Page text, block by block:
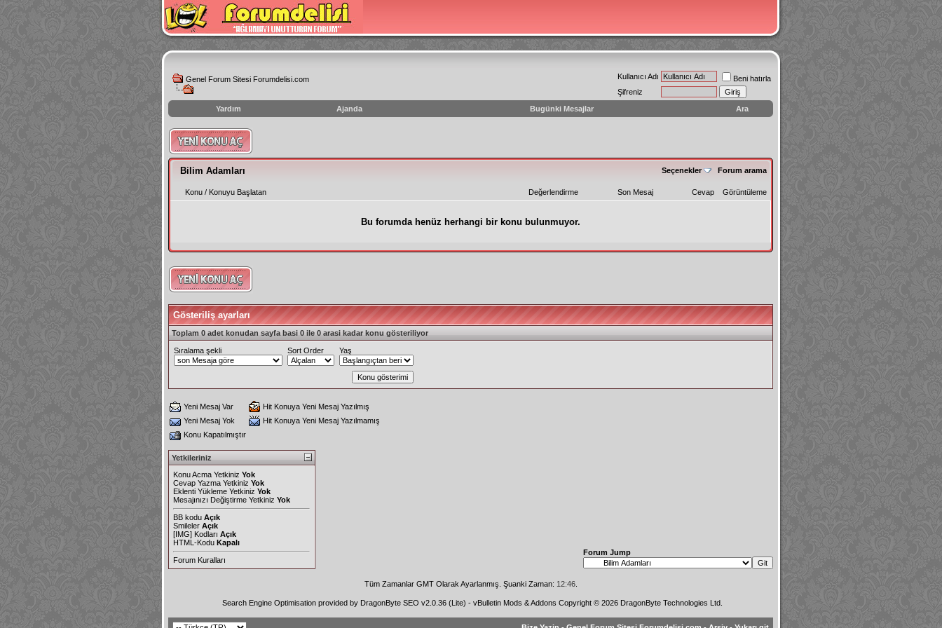
Genel Forum Sitesi Forumdelisi.com Kullanıcı Adı
Beni hatırla
Şifreniz
Yardım
Ajanda Bugünki Mesajlar Ara
instagram
izlenme
hilesi
Bilim Adamları
Seçenekler Forum arama
Değerlendirme
Konu / Konuyu Başlatan Son Mesaj Cevap Görüntüleme
Bu forumda henüz herhangi bir konu bulunmuyor.
Gösteriliş ayarları
Toplam 0 adet konudan sayfa basi 0 ile 0 arasi kadar konu gösteriliyor
Sıralama şekli Sort Order Yaş
Yeni Mesaj Var
Hit Konuya Yeni Mesaj Yazılmış
Yeni Mesaj Yok
Hit Konuya Yeni Mesaj Yazılmamış
Konu Kapatılmıştır
Yetkileriniz
Konu Acma Yetkiniz Yok
Cevap Yazma Yetkiniz Yok
Eklenti Yükleme Yetkiniz Yok
Mesajınızı Değiştirme Yetkiniz Yok
BB kodu Açık
Smileler Açık
[IMG] Kodları Açık
HTML-Kodu Kapalı
Forum Kuralları
Forum Jump
Tüm Zamanlar GMT Olarak Ayarlanmış. Şuanki Zaman: 12:46.
Search Engine Optimisation provided by DragonByte SEO v2.0.36 (Lite) - vBulletin Mods & Addons Copyright © 2026 DragonByte Technologies Ltd.